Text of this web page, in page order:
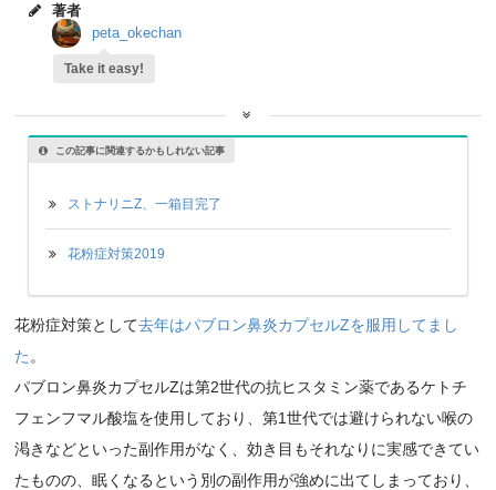
著者
peta_okechan
Take it easy!
この記事に関連するかもしれない記事
ストナリニZ、一箱目完了
花粉症対策2019
花粉症対策として去年はパブロン鼻炎カプセルZを服用してまし
た 。
パブロン鼻炎カプセルZは第2世代の抗ヒスタミン薬であるケトチ
フェンフマル酸塩を使用しており、第1世代では避けられない喉の
渇きなどといった副作用がなく、効き目もそれなりに実感できてい
たものの、眠くなるという別の副作用が強めに出てしまっており、